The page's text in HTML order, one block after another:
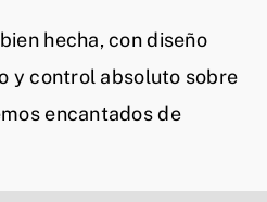
hecha, con diseño
y control absoluto sobre
encantados de